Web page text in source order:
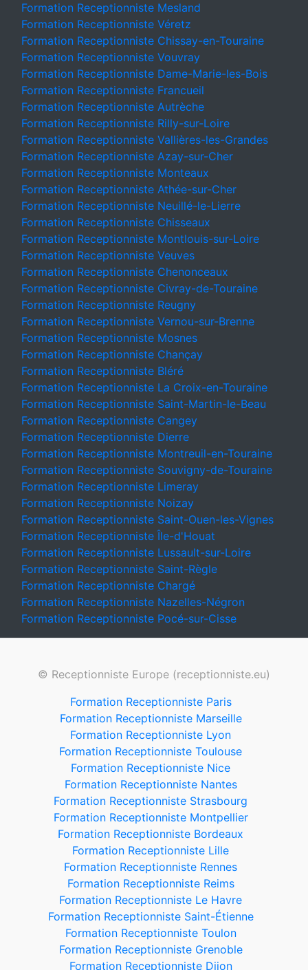
Formation Receptionniste Mesland
Formation Receptionniste Véretz
Formation Receptionniste Chissay-en-Touraine
Formation Receptionniste Vouvray
Formation Receptionniste Dame-Marie-les-Bois
Formation Receptionniste Francueil
Formation Receptionniste Autrèche
Formation Receptionniste Rilly-sur-Loire
Formation Receptionniste Vallières-les-Grandes
Formation Receptionniste Azay-sur-Cher
Formation Receptionniste Monteaux
Formation Receptionniste Athée-sur-Cher
Formation Receptionniste Neuillé-le-Lierre
Formation Receptionniste Chisseaux
Formation Receptionniste Montlouis-sur-Loire
Formation Receptionniste Veuves
Formation Receptionniste Chenonceaux
Formation Receptionniste Civray-de-Touraine
Formation Receptionniste Reugny
Formation Receptionniste Vernou-sur-Brenne
Formation Receptionniste Mosnes
Formation Receptionniste Chançay
Formation Receptionniste Bléré
Formation Receptionniste La Croix-en-Touraine
Formation Receptionniste Saint-Martin-le-Beau
Formation Receptionniste Cangey
Formation Receptionniste Dierre
Formation Receptionniste Montreuil-en-Touraine
Formation Receptionniste Souvigny-de-Touraine
Formation Receptionniste Limeray
Formation Receptionniste Noizay
Formation Receptionniste Saint-Ouen-les-Vignes
Formation Receptionniste Île-d'Houat
Formation Receptionniste Lussault-sur-Loire
Formation Receptionniste Saint-Règle
Formation Receptionniste Chargé
Formation Receptionniste Nazelles-Négron
Formation Receptionniste Pocé-sur-Cisse
© Receptionniste Europe (receptionniste.eu)
Formation Receptionniste Paris
Formation Receptionniste Marseille
Formation Receptionniste Lyon
Formation Receptionniste Toulouse
Formation Receptionniste Nice
Formation Receptionniste Nantes
Formation Receptionniste Strasbourg
Formation Receptionniste Montpellier
Formation Receptionniste Bordeaux
Formation Receptionniste Lille
Formation Receptionniste Rennes
Formation Receptionniste Reims
Formation Receptionniste Le Havre
Formation Receptionniste Saint-Étienne
Formation Receptionniste Toulon
Formation Receptionniste Grenoble
Formation Receptionniste Dijon